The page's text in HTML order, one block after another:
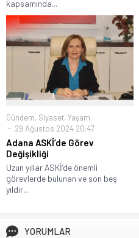
kapsamında...
Gündem, Siyaset, Yaşam
29 Ağustos 2024 20:47
Adana ASKİ’de Görev
Değişikliği
Uzun yıllar ASKİ’de önemli
görevlerde bulunan ve son beş
yıldır...
YORUMLAR